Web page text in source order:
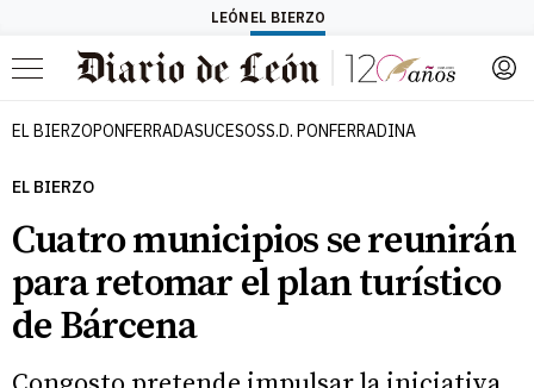
LEÓN EL BIERZO
Menú
EL BIERZOPONFERRADASUCESOSS.D. PONFERRADINA
EL BIERZO
Cuatro municipios se reunirán
para retomar el plan turístico
de Bárcena